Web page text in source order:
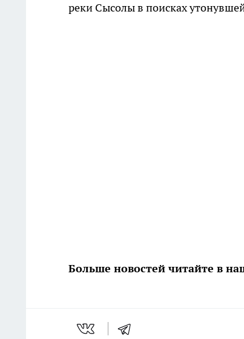
реки Сысолы в поисках
Больше новостей читайте в